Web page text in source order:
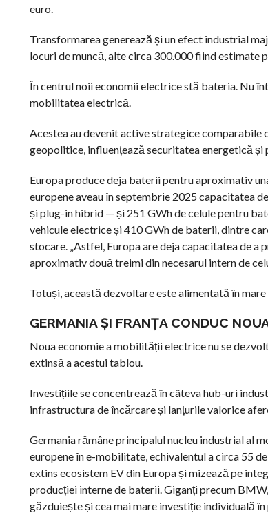
euro.
Transformarea generează și un efect industrial
locuri de muncă, alte circa 300.000 fiind estimate
În centrul noii economii electrice stă bateria. Nu
mobilitatea electrică.
Acestea au devenit active strategice
geopolitice, influențează securitatea energetică
Europa produce deja baterii pentru aproximativ
europene aveau în septembrie 2025 capacitatea
și plug-in hibrid — și 251 GWh de celule pentru
vehicule electrice și 410 GWh de baterii, dintre
stocare. „Astfel, Europa are deja capacitatea de
aproximativ două treimi din necesarul intern de
Totuși, această dezvoltare este alimentată în
GERMANIA ȘI FRANȚA CONDUC
Noua economie a mobilității electrice nu se
extinsă a acestui tablou.
Investițiile se concentrează în câteva hub-uri
infrastructura de încărcare și lanțurile valorice
Germania rămâne principalul nucleu industrial al
europene în e-mobilitate, echivalentul a circa 55
extins ecosistem EV din Europa și mizează pe
producției interne de baterii. Giganți precum
găzduiește și cea mai mare investiție individuală